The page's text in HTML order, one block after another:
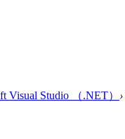
Visual Studio （.NET） ›